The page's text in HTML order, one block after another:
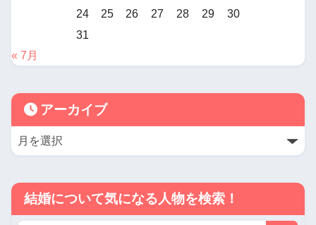
24
25 26 27 28 29
30
31
« 7月
アーカイブ
結婚について気になる人物を検索！